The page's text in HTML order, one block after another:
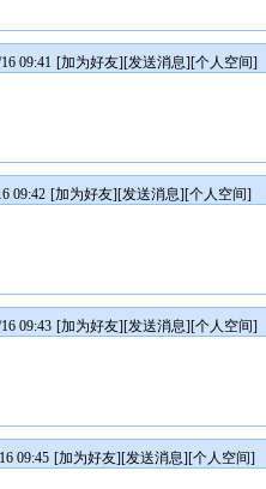
09:41 [加为好友][发送消息][个人空间]
09:42 [加为好友][发送消息][个人空间]
09:43 [加为好友][发送消息][个人空间]
09:45 [加为好友][发送消息][个人空间]